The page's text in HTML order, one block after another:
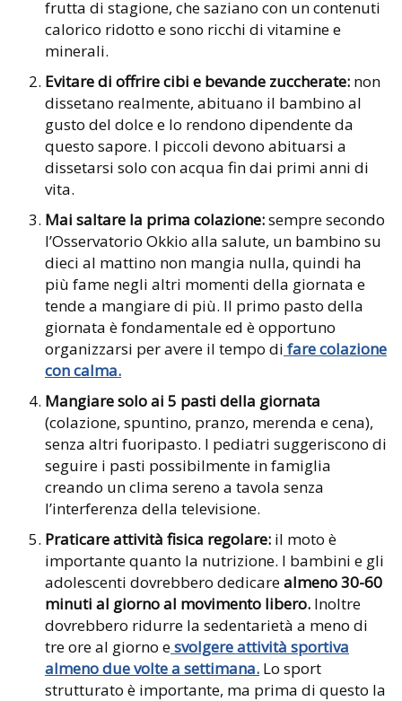
frutta di stagione, che saziano con un contenuti
calorico ridotto e sono ricchi di vitamine e
minerali.
Evitare di offrire cibi e bevande zuccherate: non
dissetano realmente, abituano il bambino al
gusto del dolce e lo rendono dipendente da
questo sapore. I piccoli devono abituarsi a
dissetarsi solo con acqua fin dai primi anni di
vita.
Mai saltare la prima colazione:sempre secondo
l’Osservatorio Okkio alla salute, un bambino su
dieci al mattino non mangia nulla, quindi ha
più fame negli altri momenti della giornata e
tende a mangiare di più. Il primo pasto della
giornata è fondamentale ed è opportuno
organizzarsi per avere il tempo di fare colazione
con calma.
Mangiare solo ai 5 pasti della giornata
(colazione, spuntino, pranzo, merenda e cena),
senza altri fuoripasto. I pediatri suggeriscono di
seguire i pasti possibilmente in famiglia
creando un clima sereno a tavola senza
l’interferenza della televisione.
Praticare attività fisica regolare: il moto è
importante quanto la nutrizione. I bambini e gli
adolescenti dovrebbero dedicarealmeno 30-60
minuti al giorno al movimento libero. Inoltre
dovrebbero ridurre la sedentarietà a meno di
tre ore al giorno esvolgere attività sportiva
almeno due volte a settimana. Lo sport
strutturato è importante, ma prima di questo la